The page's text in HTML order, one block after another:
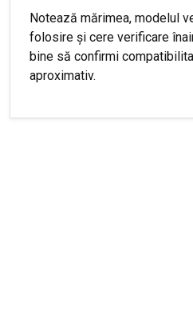
Notează mărimea, modelul
folosire și cere verificare
bine să confirmi
aproximativ.